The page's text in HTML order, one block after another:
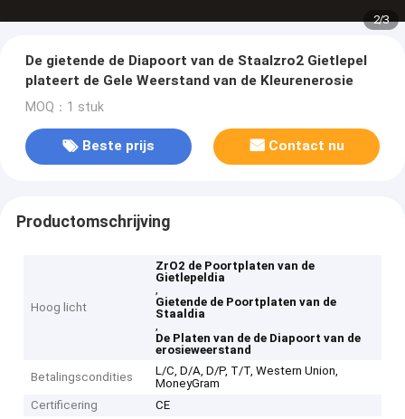
2/3
De gietende de Diapoort van de Staalzro2 Gietlepel
plateert de Gele Weerstand van de Kleurenerosie
MOQ：1 stuk
Beste prijs Contact nu
Productomschrijving
Hoog licht
ZrO2 de Poortplaten van de
Gietlepeldia
,
Gietende de Poortplaten van de
Staaldia
,
De Platen van de de Diapoort van de
erosieweerstand
Betalingscondities
L/C, D/A, D/P, T/T, Western Union,
MoneyGram
Certificering
CE